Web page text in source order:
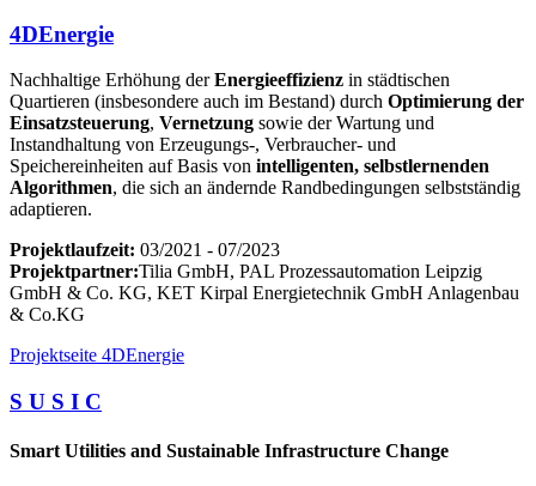
4DEnergie
Nachhaltige Erhöhung derEnergieeffizienz in städtischen
Quartieren (insbesondere auch im Bestand) durch Optimierung der
Einsatzsteuerung, Vernetzung sowie der Wartung und
Instandhaltung von Erzeugungs-, Verbraucher- und
Speichereinheiten auf Basis von intelligenten, selbstlernenden
Algorithmen, die sich an ändernde Randbedingungen selbstständig
adaptieren.
Projektlaufzeit: 03/2021 - 07/2023
Projektpartner:Tilia GmbH, PAL Prozessautomation Leipzig
GmbH & Co. KG, KET Kirpal Energietechnik GmbH Anlagenbau
& Co.KG
Projektseite 4DEnergie
S U S I C
Smart Utilities and Sustainable Infrastructure Change